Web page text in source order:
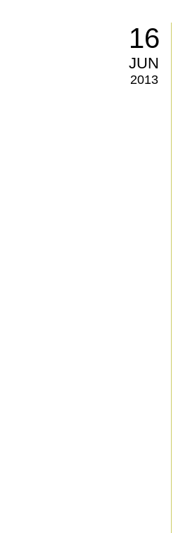
16
JUN
2013